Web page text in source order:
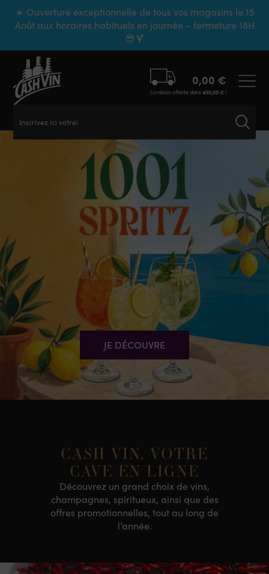
☀️ Ouverture exceptionnelle de tous vos magasins le 15
Août aux horaires habituels en journée – fermeture 18H
😎🍹
Inscrivez ici votre reche
0,00 €
Livraison offerte dans450,00 €!
JE DÉCOUVRE
CASH VIN, VOTRE
CAVE EN LIGNE
Découvrez un grand choix de vins,
champagnes, spiritueux, ainsi que des
offres promotionnelles, tout au long de
l’année.
Panneau de gestion des cookies